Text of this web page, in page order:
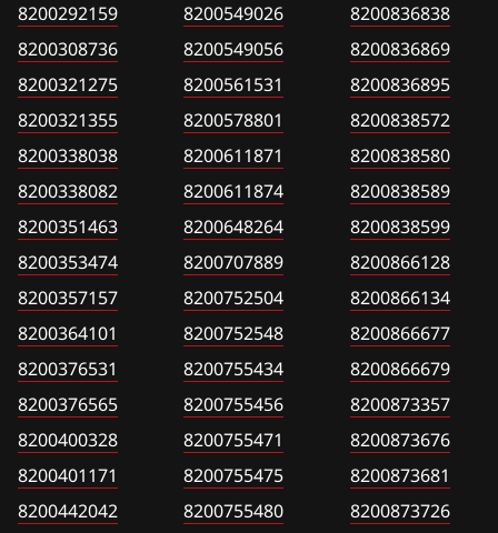
Brilliance
BYD
Cadillac
Changan
Chenglong
Chery
Chevrolet
Chrysler
Citroen
Dacia
Daewoo
DAF
Hitachi SH70xx
Hitachi SH7253xx
Sagem S3000
Siemens EMS 3110
Siemens EMS 3120
Siemens EMS 3125
Siemens EMS 3130
Siemens EMS 3132
Siemens EMS 3134
Siemens EMS 3140
Siemens EMS 3150
Siemens EMS 3155
Trafic
8200321355
8200338038
8200338082
8200351463
8200353474
8200357157
8200364101
8200376531
8200376565
8200400328
8200401171
8200442042
8200292159
8200308736
8200321275
8200321355
8200338038
8200338082
8200351463
8200353474
8200357157
8200364101
8200376531
8200376565
8200400328
8200401171
8200442042
8200549026
8200549056
8200561531
8200578801
8200611871
8200611874
8200648264
8200707889
8200752504
8200752548
8200755434
8200755456
8200755471
8200755475
8200755480
8200836838
8200836869
8200836895
8200838572
8200838580
8200838589
8200838599
8200866128
8200866134
8200866677
8200866679
8200873357
8200873676
8200873681
8200873726